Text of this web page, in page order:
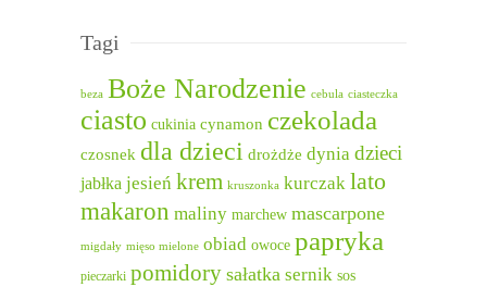
Tagi
beza Boże Narodzenie cebula ciasteczka
ciasto cukinia cynamon czekolada
czosnek dla dzieci drożdże dynia dzieci
jabłka jesień krem kruszonka kurczak lato
makaron maliny marchew mascarpone
migdały mięso mielone obiad owoce papryka
pieczarki pomidory sałatka sernik sos